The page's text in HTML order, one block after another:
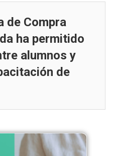
de Compra
ha permitido
alumnos y
de